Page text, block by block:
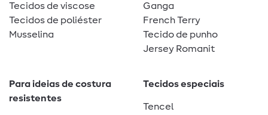
Tecidos de viscose
Tecidos de poliéster
Musselina
Ganga
French Terry
Tecido de punho
Jersey Romanit
Para ideias de costura
resistentes
Tecidos especiais
Tencel